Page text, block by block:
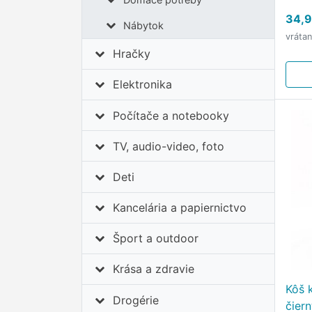
Nábytok
Hračky
Elektronika
Počítače a notebooky
TV, audio-video, foto
Deti
Kancelária a papiernictvo
Šport a outdoor
Krása a zdravie
Drogérie
a
Kôš